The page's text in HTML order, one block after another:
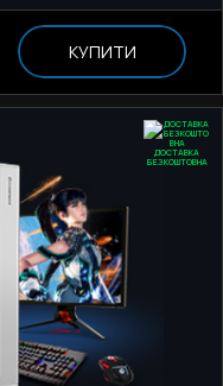
КУПИТИ
ДОСТАВКА
БЕЗКОШТОВНА